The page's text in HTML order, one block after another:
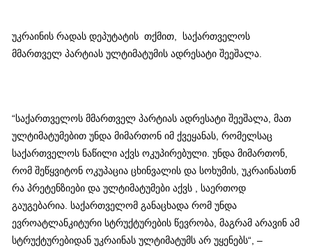
უკრაინის რადას დეპუტატის თქმით, საქართველოს
მმართველ პარტიას ულტიმატუმის ადრესატი შეეშალა.
“საქართველოს მმართველ პარტიას ადრესატი შეეშალა, მათ
ულტიმატუმებით უნდა მიმართონ იმ ქვეყანას, რომელსაც
საქართველოს ნაწილი აქვს ოკუპირებული. უნდა მიმართონ,
რომ შეწყვიტონ ოკუპაცია ცხინვალის და სოხუმის, უკრაინასთნ
რა პრეტენზიები და ულტიმატუმები აქვს , საერთოდ
გაუგებარია. საქართველომ განაცხადა რომ უნდა
ევროატლანკიტური სტრუქტურების წევრობა, მაგრამ არავინ ამ
სტრუქტურებიდან უკრაინას ულტიმატუმს არ უყენებს“, –